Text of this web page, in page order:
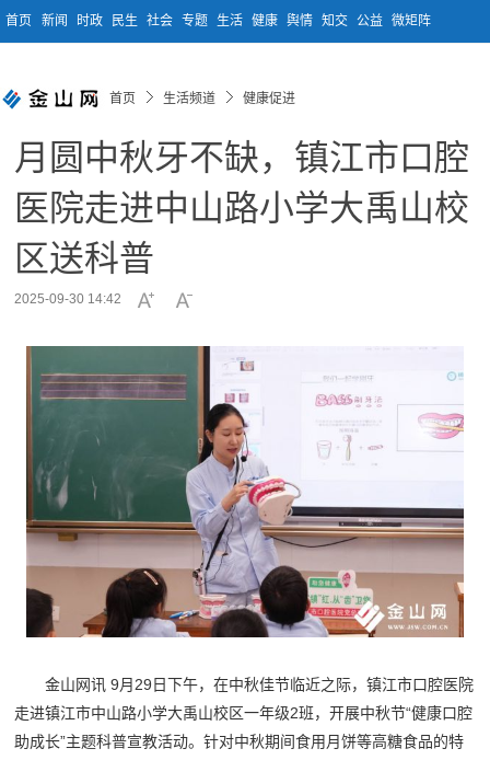
首页 新闻 时政 民生 社会 专题 生活 健康 舆情 知交 公益 微矩阵
首页 生活频道 健康促进
月圆中秋牙不缺，镇江市口腔
医院走进中山路小学大禹山校
区送科普
2025-09-30 14:42
金山网讯 9月29日下午，在中秋佳节临近之际，镇江市口腔医院
走进镇江市中山路小学大禹山校区一年级2班，开展中秋节“健康口腔
助成长”主题科普宣教活动。针对中秋期间食用月饼等高糖食品的特